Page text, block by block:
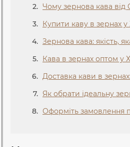
Чому зернова кава
Купити каву в зернах у
Зернова кава: якість,
Кава в зернах оптом у
Доставка кави в
Як обрати ідеальну
Оформіть замовлення